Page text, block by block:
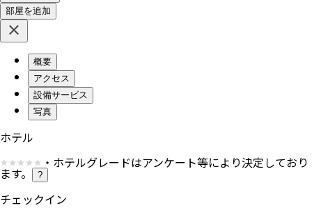
部屋を追加
概要
アクセス
設備サービス
写真
ホテル
・ホテルグレードはアンケート等により決定しており
ます。 ?
チェックイン